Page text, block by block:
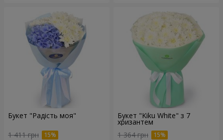
Букет "Радість моя"
1 411 грн
Букет "Kiku White" з 7
хризантем
1 364 грн